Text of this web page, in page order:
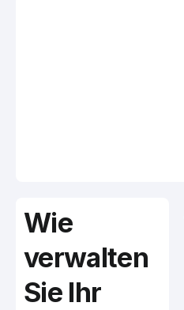
Wie
verwalten
Sie Ihr